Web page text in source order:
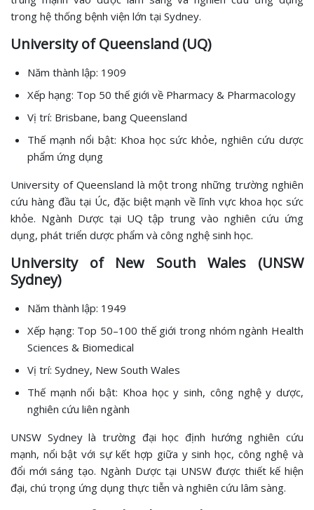
trong hệ thống bệnh viện lớn tại Sydney.
University of Queensland (UQ)
Năm thành lập: 1909
Xếp hạng: Top 50 thế giới về Pharmacy & Pharmacology
Vị trí: Brisbane, bang Queensland
Thế mạnh nổi bật: Khoa học sức khỏe, nghiên cứu dược
phẩm ứng dụng
University of Queensland là một trong những trường nghiên
cứu hàng đầu tại Úc, đặc biệt mạnh về lĩnh vực khoa học sức
khỏe. Ngành Dược tại UQ tập trung vào nghiên cứu ứng
dụng, phát triển dược phẩm và công nghệ sinh học.
University of New South Wales (UNSW
Sydney)
Năm thành lập: 1949
Xếp hạng: Top 50–100 thế giới trong nhóm ngành Health
Sciences & Biomedical
Vị trí: Sydney, New South Wales
Thế mạnh nổi bật: Khoa học y sinh, công nghệ y dược,
nghiên cứu liên ngành
UNSW Sydney là trường đại học định hướng nghiên cứu
mạnh, nổi bật với sự kết hợp giữa y sinh học, công nghệ và
đổi mới sáng tạo. Ngành Dược tại UNSW được thiết kế hiện
đại, chú trọng ứng dụng thực tiễn và nghiên cứu lâm sàng.